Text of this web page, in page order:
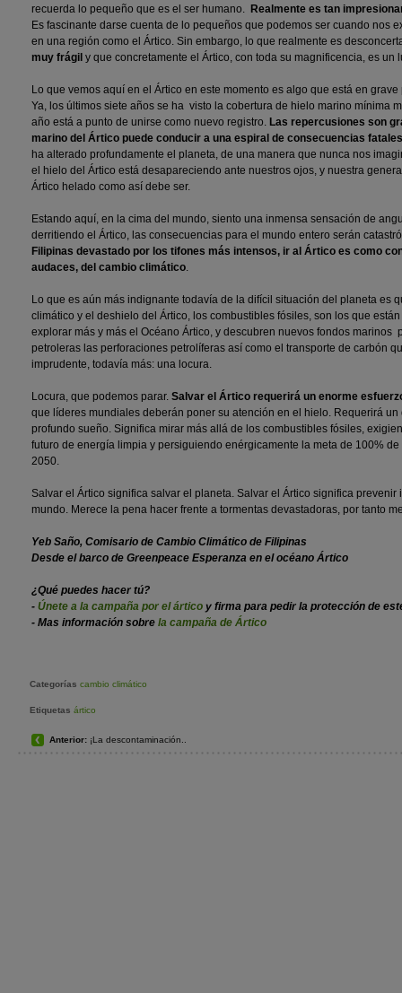
recuerda lo pequeño que es el ser humano. Realmente es tan
Es fascinante darse cuenta de lo pequeños que podemos ser cuando nos
en una región como el Ártico. Sin embargo, lo que realmente es
muy frágil y que concretamente el Ártico, con toda su magnificencia, es un
Lo que vemos aquí en el Ártico en este momento es algo que está en
Ya, los últimos siete años se ha visto la cobertura de hielo marino mínima
año está a punto de unirse como nuevo registro. Las repercusiones son
marino del Ártico puede conducir a una espiral de consecuencias
ha alterado profundamente el planeta, de una manera que nunca nos
el hielo del Ártico está desapareciendo ante nuestros ojos, y nuestra
Ártico helado como así debe ser.
Estando aquí, en la cima del mundo, siento una inmensa sensación de
derritiendo el Ártico, las consecuencias para el mundo entero serán
Filipinas devastado por los tifones más intensos, ir al Ártico es como
audaces, del cambio climático.
Lo que es aún más indignante todavía de la difícil situación del planeta es
climático y el deshielo del Ártico, los combustibles fósiles, son los que
explorar más y más el Océano Ártico, y descubren nuevos fondos marinos
petroleras las perforaciones petrolíferas así como el transporte de carbón
imprudente, todavía más: una locura.
Locura, que podemos parar. Salvar el Ártico requerirá un enorme
que líderes mundiales deberán poner su atención en el hielo. Requerirá
profundo sueño. Significa mirar más allá de los combustibles fósiles,
futuro de energía limpia y persiguiendo enérgicamente la meta de 100%
2050.
Salvar el Ártico significa salvar el planeta. Salvar el Ártico significa prevenir
mundo. Merece la pena hacer frente a tormentas devastadoras, por tanto
Yeb Saño, Comisario de Cambio Climático de Filipinas
Desde el barco de Greenpeace Esperanza en el océano Ártico
¿Qué puedes hacer tú?
- Únete a la campaña por el ártico y firma para pedir la protección de
- Mas información sobre la campaña de Ártico
Categorías cambio climático
Etiquetas ártico
Anterior: ¡La descontaminación..